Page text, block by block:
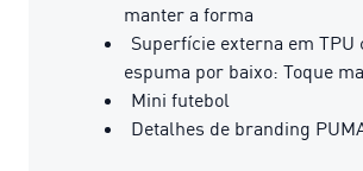
manter a forma
Superfície externa em TPU
espuma por baixo: Toque
Mini futebol
Detalhes de branding